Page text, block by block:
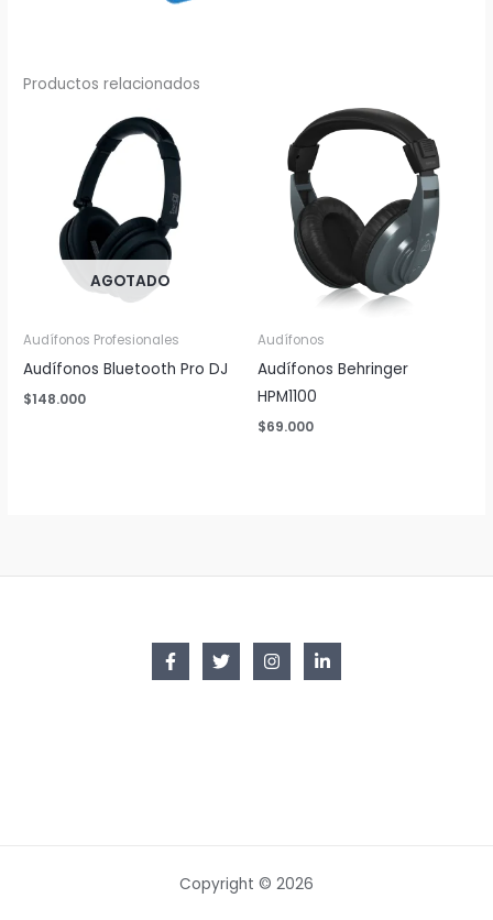
Productos relacionados
AGOTADO
Audífonos Profesionales
Audífonos Bluetooth Pro DJ
$148.000
Audífonos
Audífonos Behringer
HPM1100
$69.000
Copyright © 2026